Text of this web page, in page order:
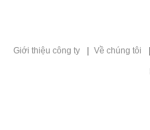
Giới thiệu công ty Về chúng tôi